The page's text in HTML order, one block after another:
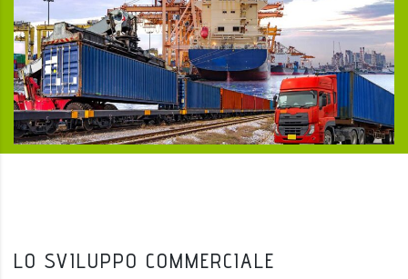
LO SVILUPPO COMMERCIALE